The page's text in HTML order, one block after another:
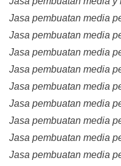
Jasa pembuatan media
Jasa pembuatan media
Jasa pembuatan media
Jasa pembuatan media
Jasa pembuatan media
Jasa pembuatan media
Jasa pembuatan media
Jasa pembuatan media
Jasa pembuatan media